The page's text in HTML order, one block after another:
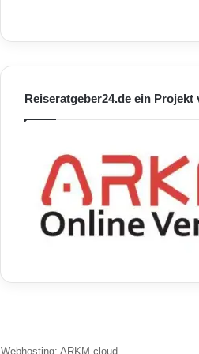
Reiseratgeber24.de ein Projekt
Webhosting: ARKM.cloud